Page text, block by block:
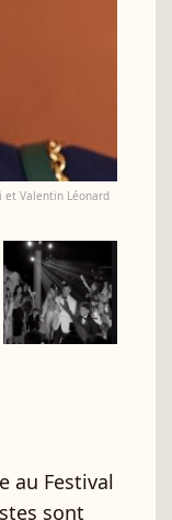
et Valentin Léonard
au Festival
sont